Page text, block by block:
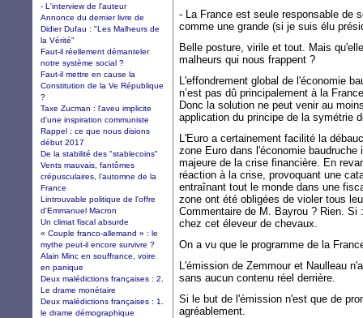
- La France est seule responsable de
comme une grande (si je suis élu
Belle posture, virile et tout. Mais
malheurs qui nous frappent ?
L'effondrement global de l'économie
n’est pas dû principalement à la
Donc la solution ne peut venir au
application du principe de la symétrie
L'Euro a certainement facilité la
zone Euro dans l'économie
majeure de la crise financière. En
réaction à la crise, provoquant une
entraînant tout le monde dans une
zone ont été obligées de violer tous
Commentaire de M. Bayrou ? Rien. Si
chez cet éleveur de chevaux.
On a vu que le programme de la
L'émission de Zemmour et Naulleau
sans aucun contenu réel derrière.
Si le but de l'émission n'est que de
agréablement.
- L'interview de l'auteur
Annonce du dernier livre de
Didier Dufau : "Les Malheurs de
la Vérité"
Faut-il réellement démanteler
notre système social ?
Faut-il mettre en cause la
Constitution de la Ve République
?
Taxe Zucman : l'aveu implicite
d'une inspiration communiste
Rappel : ce que nous disions
début 2017
De la stabilité des "stablecoins"
Vents mauvais, fantômes
crépusculaires, l’automne de la
France
Lintrouvable politique de l'offre
d'Emmanuel Macron
Un climat fiscal absurde
« Couple franco-allemand » : le
mythe peut-il encore survivre ?
Alain Minc en souffrance, voire
en panique
Deux malédictions françaises : 2.
Le drame monétaire
Deux malédictions françaises : 1.
le drame démographique